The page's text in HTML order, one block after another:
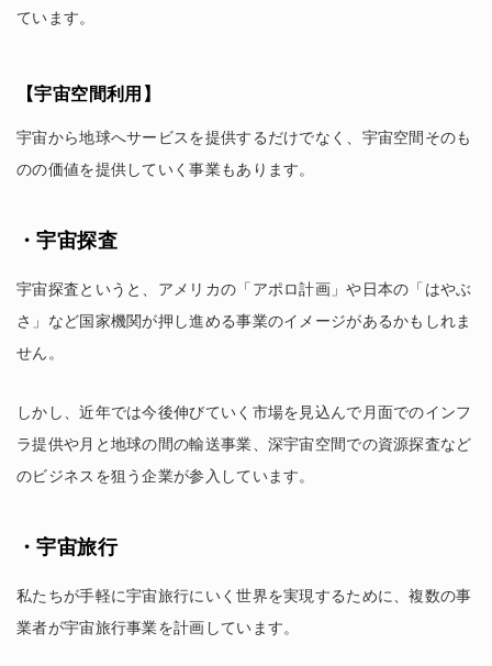
ています。
【宇宙空間利用】
宇宙から地球へサービスを提供するだけでなく、宇宙空間そのも
のの価値を提供していく事業もあります。
・宇宙探査
宇宙探査というと、アメリカの「アポロ計画」や日本の「はやぶ
さ」など国家機関が押し進める事業のイメージがあるかもしれま
せん。
しかし、近年では今後伸びていく市場を見込んで月面でのインフ
ラ提供や月と地球の間の輸送事業、深宇宙空間での資源探査など
のビジネスを狙う企業が参入しています。
・宇宙旅行
私たちが手軽に宇宙旅行にいく世界を実現するために、複数の事
業者が宇宙旅行事業を計画しています。